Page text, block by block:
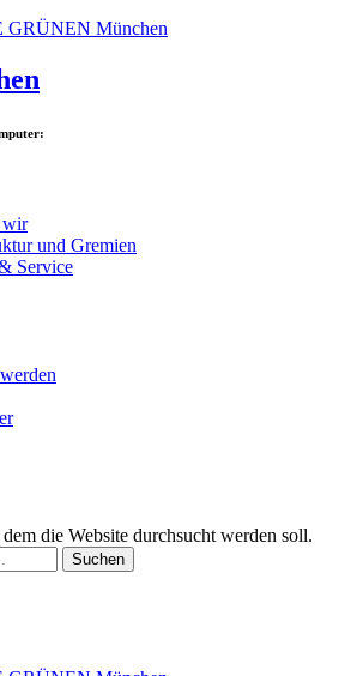
wir
und Gremien
Service
die Website durchsucht werden soll.
Suchen